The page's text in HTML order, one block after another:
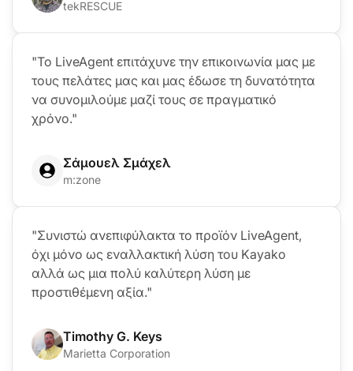
tekRESCUE
"Το LiveAgent επιτάχυνε την επικοινωνία μας με
τους πελάτες μας και μας έδωσε τη δυνατότητα
να συνομιλούμε μαζί τους σε πραγματικό
χρόνο."
Σάμουελ Σμάχελ
m:zone
"Συνιστώ ανεπιφύλακτα το προϊόν LiveAgent,
όχι μόνο ως εναλλακτική λύση του Kayako
αλλά ως μια πολύ καλύτερη λύση με
προστιθέμενη αξία."
Timothy G. Keys
Marietta Corporation